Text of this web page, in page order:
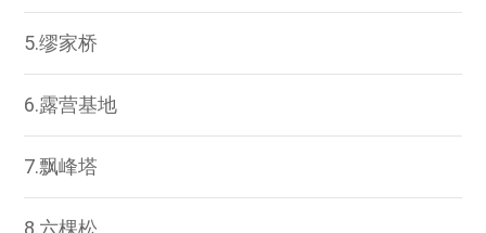
5.缪家桥
6.露营基地
7.飘峰塔
8.六棵松